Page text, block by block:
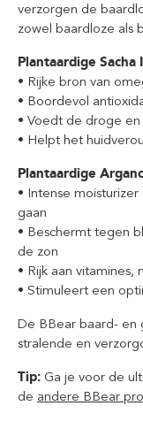
verzorgen de
zowel baardloze als
Plantaardige Sacha
• Rijke bron van
• Boordevol
• Voedt de droge
• Helpt het
Plantaardige
• Intense
gaan
• Beschermt tegen
de zon
• Rijk aan
• Stimuleert een
De BBear baard- en
stralende en
Tip: Ga je voor de
de andere BBear